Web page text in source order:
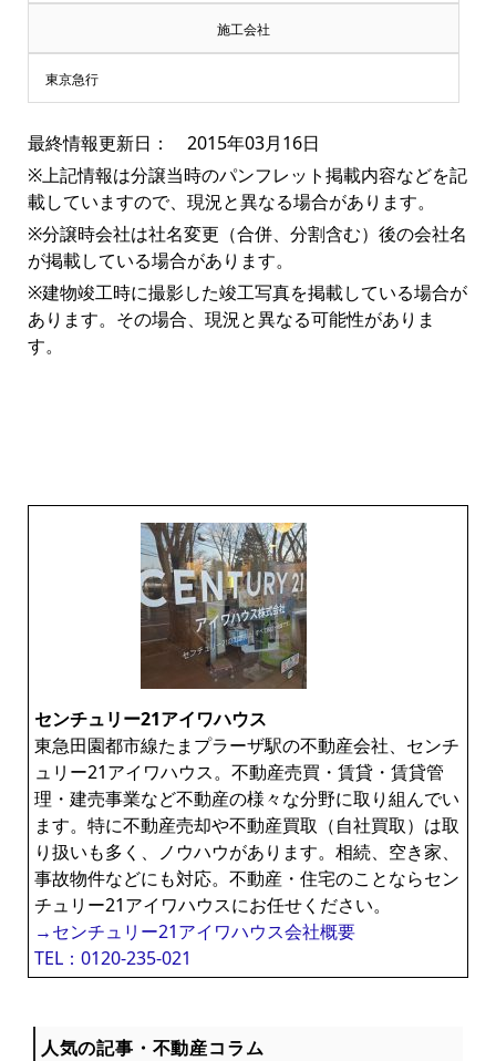
施工会社
東京急行
最終情報更新日： 2015年03月16日
※上記情報は分譲当時のパンフレット掲載内容などを記
載していますので、現況と異なる場合があります。
※分譲時会社は社名変更（合併、分割含む）後の会社名
が掲載している場合があります。
※建物竣工時に撮影した竣工写真を掲載している場合が
あります。その場合、現況と異なる可能性がありま
す。
センチュリー21アイワハウス
東急田園都市線たまプラーザ駅の不動産会社、センチ
ュリー21アイワハウス。不動産売買・賃貸・賃貸管
理・建売事業など不動産の様々な分野に取り組んでい
ます。特に不動産売却や不動産買取（自社買取）は取
り扱いも多く、ノウハウがあります。相続、空き家、
事故物件などにも対応。不動産・住宅のことならセン
チュリー21アイワハウスにお任せください。
→センチュリー21アイワハウス会社概要
TEL：0120-235-021
人気の記事・不動産コラム